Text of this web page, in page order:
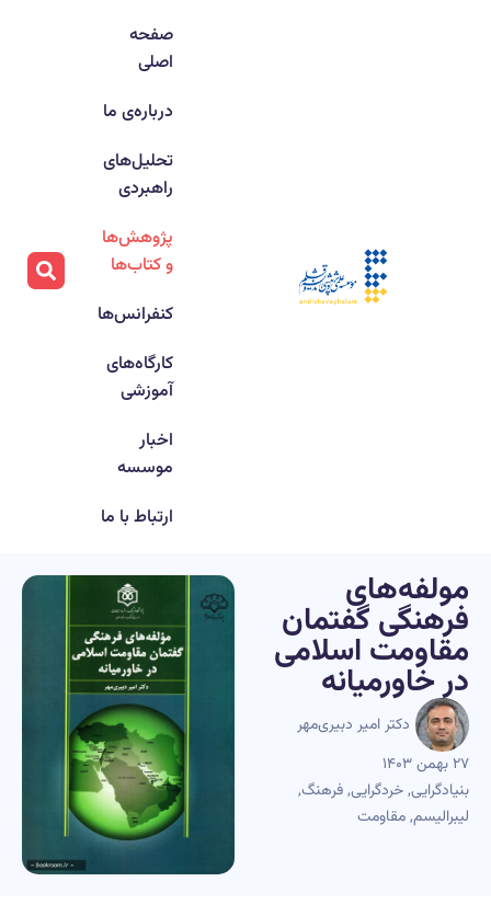
صفحه
اصلی
درباره‌ی ما
تحلیل‌های
راهبردی
پژوهش‌ها
و کتاب‌ها
کنفرانس‌ها
کارگاه‌های
آموزشی
اخبار
موسسه
ارتباط با ما
مولفه‌های
فرهنگی گفتمان
مقاومت اسلامی
در خاورمیانه
دکتر امیر دبیری‌مهر
۲۷ بهمن ۱۴۰۳
بنیادگرایی,خردگرایی,فرهنگ,
لیبرالیسم,مقاومت